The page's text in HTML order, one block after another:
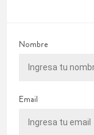
Nombre
Email